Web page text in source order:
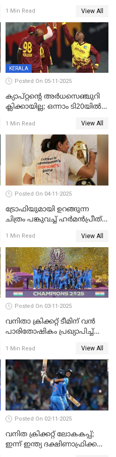
1 Min Read View All
KERALA
Posted On 05-11-2025
ക്യാപ്റ്റന്റെ അർധസെഞ്ചുറി
ക്ലിക്കായില്ല; ഒന്നാം ടി20യിൽ
വിൻഡീസിന് ജയം
1 Min Read View All
Posted On 04-11-2025
ട്രോഫിയുമായി ഉറങ്ങുന്ന
ചിത്രം പങ്കുവച്ച് ഹര്‍മന്‍പ്രീത്
1 Min Read View All
Posted On 03-11-2025
വനിതാ ക്രിക്കറ്റ് ടീമിന് വൻ
പാരിതോഷികം പ്രഖ്യാപിച്ച്
1 Min Read View All
Posted On 02-11-2025
വനിത ക്രിക്കറ്റ് ലോകകപ്പ്;
ഇന്ന് ഇന്ത്യ ദക്ഷിണാഫ്രിക്ക